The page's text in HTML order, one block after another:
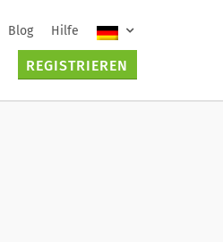
Blog Hilfe
REGISTRIEREN